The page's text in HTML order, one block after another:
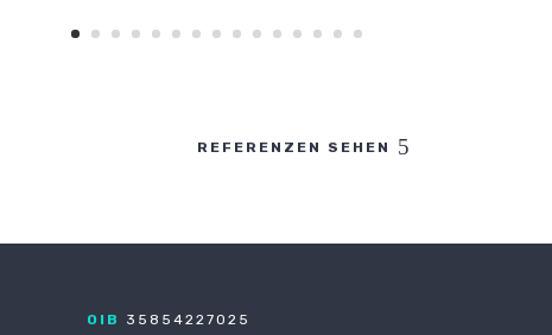
REFERENZEN SEHEN
OIB 35854227025